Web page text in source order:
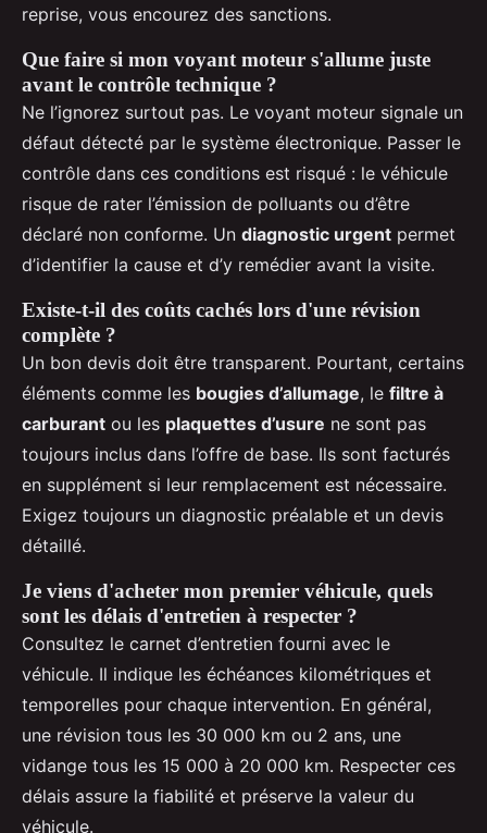
reprise, vous encourez des sanctions.
Que faire si mon voyant moteur s'allume juste
avant le contrôle technique ?
Ne l’ignorez surtout pas. Le voyant moteur signale un
défaut détecté par le système électronique. Passer le
contrôle dans ces conditions est risqué : le véhicule
risque de rater l’émission de polluants ou d’être
déclaré non conforme. Un diagnostic urgent permet
d’identifier la cause et d’y remédier avant la visite.
Existe-t-il des coûts cachés lors d'une révision
complète ?
Un bon devis doit être transparent. Pourtant, certains
éléments comme les bougies d’allumage, le filtre à
carburant ou les plaquettes d’usure ne sont pas
toujours inclus dans l’offre de base. Ils sont facturés
en supplément si leur remplacement est nécessaire.
Exigez toujours un diagnostic préalable et un devis
détaillé.
Je viens d'acheter mon premier véhicule, quels
sont les délais d'entretien à respecter ?
Consultez le carnet d’entretien fourni avec le
véhicule. Il indique les échéances kilométriques et
temporelles pour chaque intervention. En général,
une révision tous les 30 000 km ou 2 ans, une
vidange tous les 15 000 à 20 000 km. Respecter ces
délais assure la fiabilité et préserve la valeur du
véhicule.